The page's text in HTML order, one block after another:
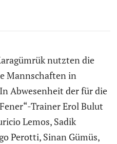
nutzten die
Mannschaften in
Abwesenheit der für die
Trainer Erol Bulut
Lemos, Sadik
Perotti, Sinan Gümüs,